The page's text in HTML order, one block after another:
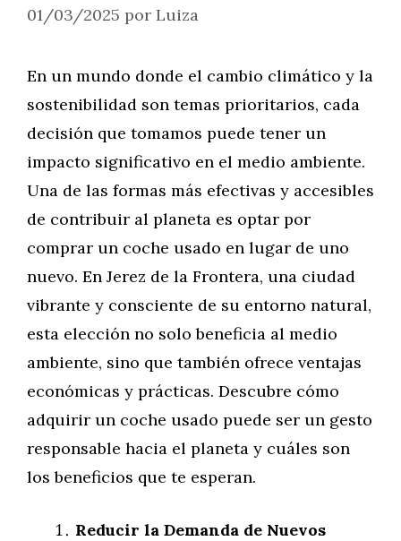
01/03/2025 por Luiza
En un mundo donde el cambio climático y la
sostenibilidad son temas prioritarios, cada
decisión que tomamos puede tener un
impacto significativo en el medio ambiente.
Una de las formas más efectivas y accesibles
de contribuir al planeta es optar por
comprar un coche usado en lugar de uno
nuevo. En Jerez de la Frontera, una ciudad
vibrante y consciente de su entorno natural,
esta elección no solo beneficia al medio
ambiente, sino que también ofrece ventajas
económicas y prácticas. Descubre cómo
adquirir un coche usado puede ser un gesto
responsable hacia el planeta y cuáles son
los beneficios que te esperan.
Reducir la Demanda de Nuevos